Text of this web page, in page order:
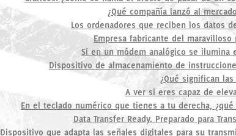
¿Qué compañía lanzó al
Los ordenadores que reciben los datos
Empresa fabricante del maravilloso
Si en un módem analógico se ilumina
Dispositivo de almacenamiento de
¿Qué significan las
A ver si eres capaz de
En el teclado numérico que tienes a tu derecha,
Data Transfer Ready. Preparado para
Dispositivo que adapta las señales digitales para su